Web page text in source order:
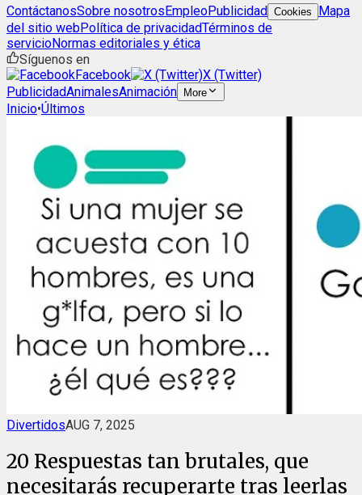
ContáctanosSobre nosotrosEmpleoPublicidad Cookies
Mapa
del sitio webPolítica de privacidadTérminos de
servicioNormas editoriales y ética
Síguenos en
Facebook
X (Twitter)
PublicidadAnimalesAnimación More
Inicio•Últimos
DivertidosAUG 7, 2025
20 Respuestas tan brutales, que
necesitarás recuperarte tras leerlas